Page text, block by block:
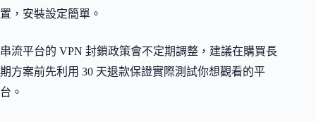
置，安裝設定簡單。
串流平台的 VPN 封鎖政策會不定期調整，建議在購買長
期方案前先利用 30 天退款保證實際測試你想觀看的平
台。